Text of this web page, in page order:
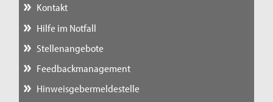
Kontakt
Hilfe im Notfall
Stellenangebote
Feedbackmanagement
Hinweisgebermeldestelle